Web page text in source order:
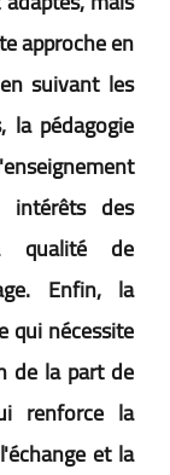
approche en
suivant les
la pédagogie
des
qualité de
Enfin, la
qui nécessite
de la part de
renforce la
et la